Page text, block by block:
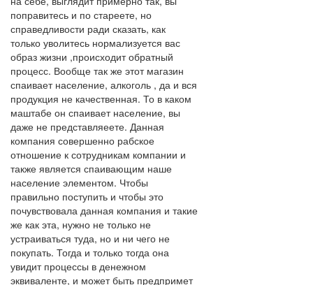
поправитесь и по стареете, но
справедливости ради сказать, как
только уволитесь нормализуется вас
образ жизни ,происходит обратный
процесс. Вообще так же этот магазин
спаивает население, алкоголь , да и вся
продукция не качественная. То в каком
маштабе он спаивает население, вы
даже не представляеете. Данная
компания совершенно рабское
отношение к сотрудникам компании и
также является спаивающим наше
население элементом. Чтобы
правильно поступить и чтобы это
почувствовала данная компания и такие
же как эта, нужно не только не
устраиваться туда, но и ни чего не
покупать. Тогда и только тогда она
увидит процессы в денежном
эквиваленте, и может быть предпримет